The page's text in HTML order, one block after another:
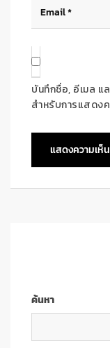
บันทึกชื่อ, อีเมล แ
สำหรับการแสดง
ค้นหา